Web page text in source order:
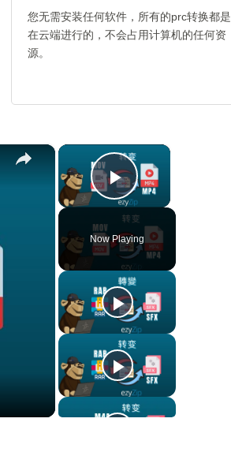
您无需安装任何软件，所有的prc转换都是
在云端进行的，不会占用计算机的任何资
源。
×
Play Video
Now Playing
×